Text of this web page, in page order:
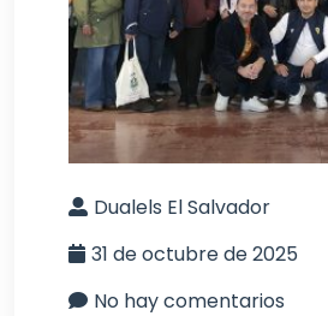
Dualels El Salvador
31 de octubre de 2025
No hay comentarios